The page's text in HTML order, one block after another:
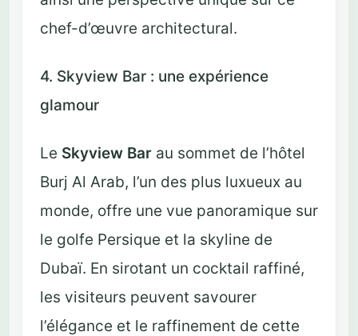
chef-d’œuvre architectural.
4. Skyview Bar : une expérience
glamour
Le Skyview Barau sommet de l’hôtel
Burj Al Arab, l’un des plus luxueux au
monde, offre une vue panoramique sur
le golfe Persique et la skyline de
Dubaï. En sirotant un cocktail raffiné,
les visiteurs peuvent savourer
l’élégance et le raffinement de cette